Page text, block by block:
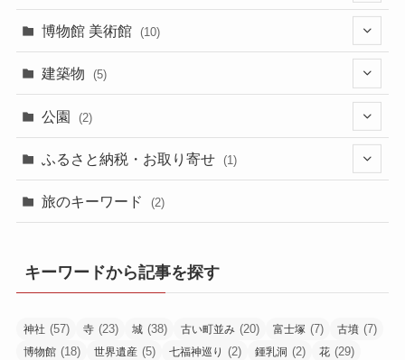
(2)
(2)
(4)
(2)
(3)
(1)
(1)
(1)
(1)
(2)
(1)
(4)
(6)
(1)
博物館 美術館 (10)
(6)
(4)
建築物 (5)
(1)
(4)
公園 (2)
(2)
ふるさと納税・お取り寄せ (1)
(1)
旅のキーワード (2)
キーワードから記事を探す
神社 (57) 寺 (23) 城 (38) 古い町並み (20) 富士塚 (7) 古墳 (7)
博物館 (18) 世界遺産 (5) 七福神巡り (2) 鍾乳洞 (2) 花 (29)